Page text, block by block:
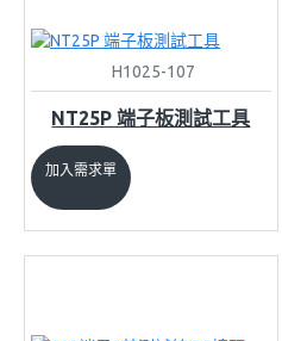
H1025-107
NT25P 端子板測試工具
加入需求單